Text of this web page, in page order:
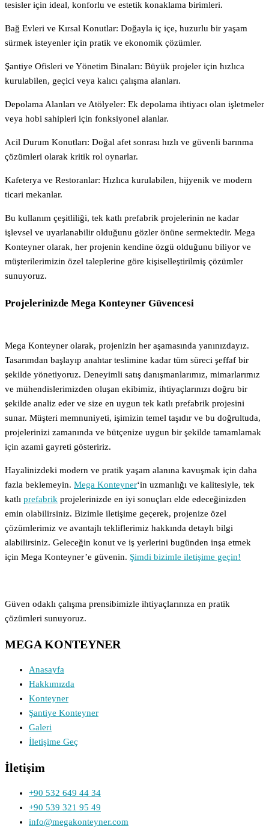
tesisler için ideal, konforlu ve estetik konaklama birimleri.
Bağ Evleri ve Kırsal Konutlar: Doğayla iç içe, huzurlu bir yaşam
sürmek isteyenler için pratik ve ekonomik çözümler.
Şantiye Ofisleri ve Yönetim Binaları: Büyük projeler için hızlıca
kurulabilen, geçici veya kalıcı çalışma alanları.
Depolama Alanları ve Atölyeler: Ek depolama ihtiyacı olan işletmeler
veya hobi sahipleri için fonksiyonel alanlar.
Acil Durum Konutları: Doğal afet sonrası hızlı ve güvenli barınma
çözümleri olarak kritik rol oynarlar.
Kafeterya ve Restoranlar: Hızlıca kurulabilen, hijyenik ve modern
ticari mekanlar.
Bu kullanım çeşitliliği, tek katlı prefabrik projelerinin ne kadar
işlevsel ve uyarlanabilir olduğunu gözler önüne sermektedir. Mega
Konteyner olarak, her projenin kendine özgü olduğunu biliyor ve
müşterilerimizin özel taleplerine göre kişiselleştirilmiş çözümler
sunuyoruz.
Projelerinizde Mega Konteyner Güvencesi
Mega Konteyner olarak, projenizin her aşamasında yanınızdayız.
Tasarımdan başlayıp anahtar teslimine kadar tüm süreci şeffaf bir
şekilde yönetiyoruz. Deneyimli satış danışmanlarımız, mimarlarımız
ve mühendislerimizden oluşan ekibimiz, ihtiyaçlarınızı doğru bir
şekilde analiz eder ve size en uygun tek katlı prefabrik projesini
sunar. Müşteri memnuniyeti, işimizin temel taşıdır ve bu doğrultuda,
projelerinizi zamanında ve bütçenize uygun bir şekilde tamamlamak
için azami gayreti gösteririz.
Hayalinizdeki modern ve pratik yaşam alanına kavuşmak için daha
fazla beklemeyin. Mega Konteyner‘in uzmanlığı ve kalitesiyle, tek
katlı prefabrik projelerinizde en iyi sonuçları elde edeceğinizden
emin olabilirsiniz. Bizimle iletişime geçerek, projenize özel
çözümlerimiz ve avantajlı tekliflerimiz hakkında detaylı bilgi
alabilirsiniz. Geleceğin konut ve iş yerlerini bugünden inşa etmek
için Mega Konteyner’e güvenin. Şimdi bizimle iletişime geçin!
Güven odaklı çalışma prensibimizle ihtiyaçlarınıza en pratik
çözümleri sunuyoruz.
MEGA KONTEYNER
Anasayfa
Hakkımızda
Konteyner
Şantiye Konteyner
Galeri
İletişime Geç
İletişim
+90 532 649 44 34
+90 539 321 95 49
info@megakonteyner.com